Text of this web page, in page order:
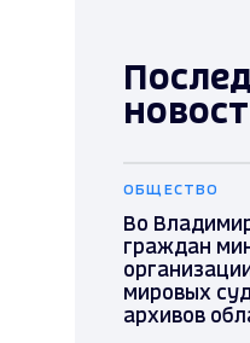
ОБЩЕСТВО
Во
граждан
мировых
архивов